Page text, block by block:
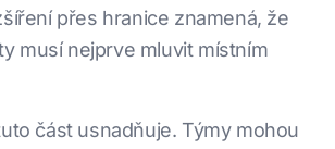
přes hranice znamená, že
musí nejprve mluvit místním
část usnadňuje. Týmy mohou